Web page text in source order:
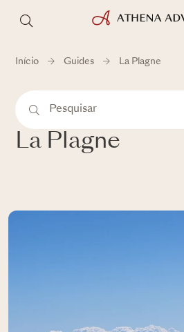
Início Guides La Plagne
La Plagne